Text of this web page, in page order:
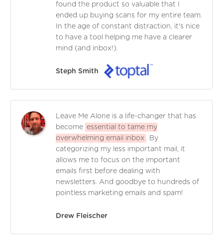
found the product so valuable that I
ended up buying scans for my entire team.
In the age of constant distraction, it's nice
to have a tool helping me have a clearer
mind (and inbox!).
Steph Smith
Leave Me Alone is a life-changer that has
become essential to tame my
overwhelming email inbox . By
categorizing my less important mail, it
allows me to focus on the important
emails first before dealing with
newsletters. And goodbye to hundreds of
pointless marketing emails and spam!
Drew Fleischer